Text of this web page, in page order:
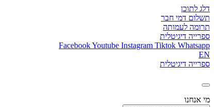
דלג לתוכן
תשלום דמי חבר
תרומה לעמותה
ספרייה דיגיטלית
FacebookYoutube Instagram Tiktok Whatsapp
EN
ספרייה דיגיטלית
מי אנחנו